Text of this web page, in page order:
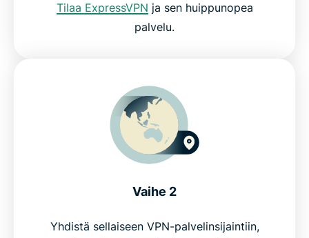
Tilaa ExpressVPN ja sen huippunopea
palvelu.
Vaihe 2
Yhdistä sellaiseen VPN-palvelinsijaintiin,